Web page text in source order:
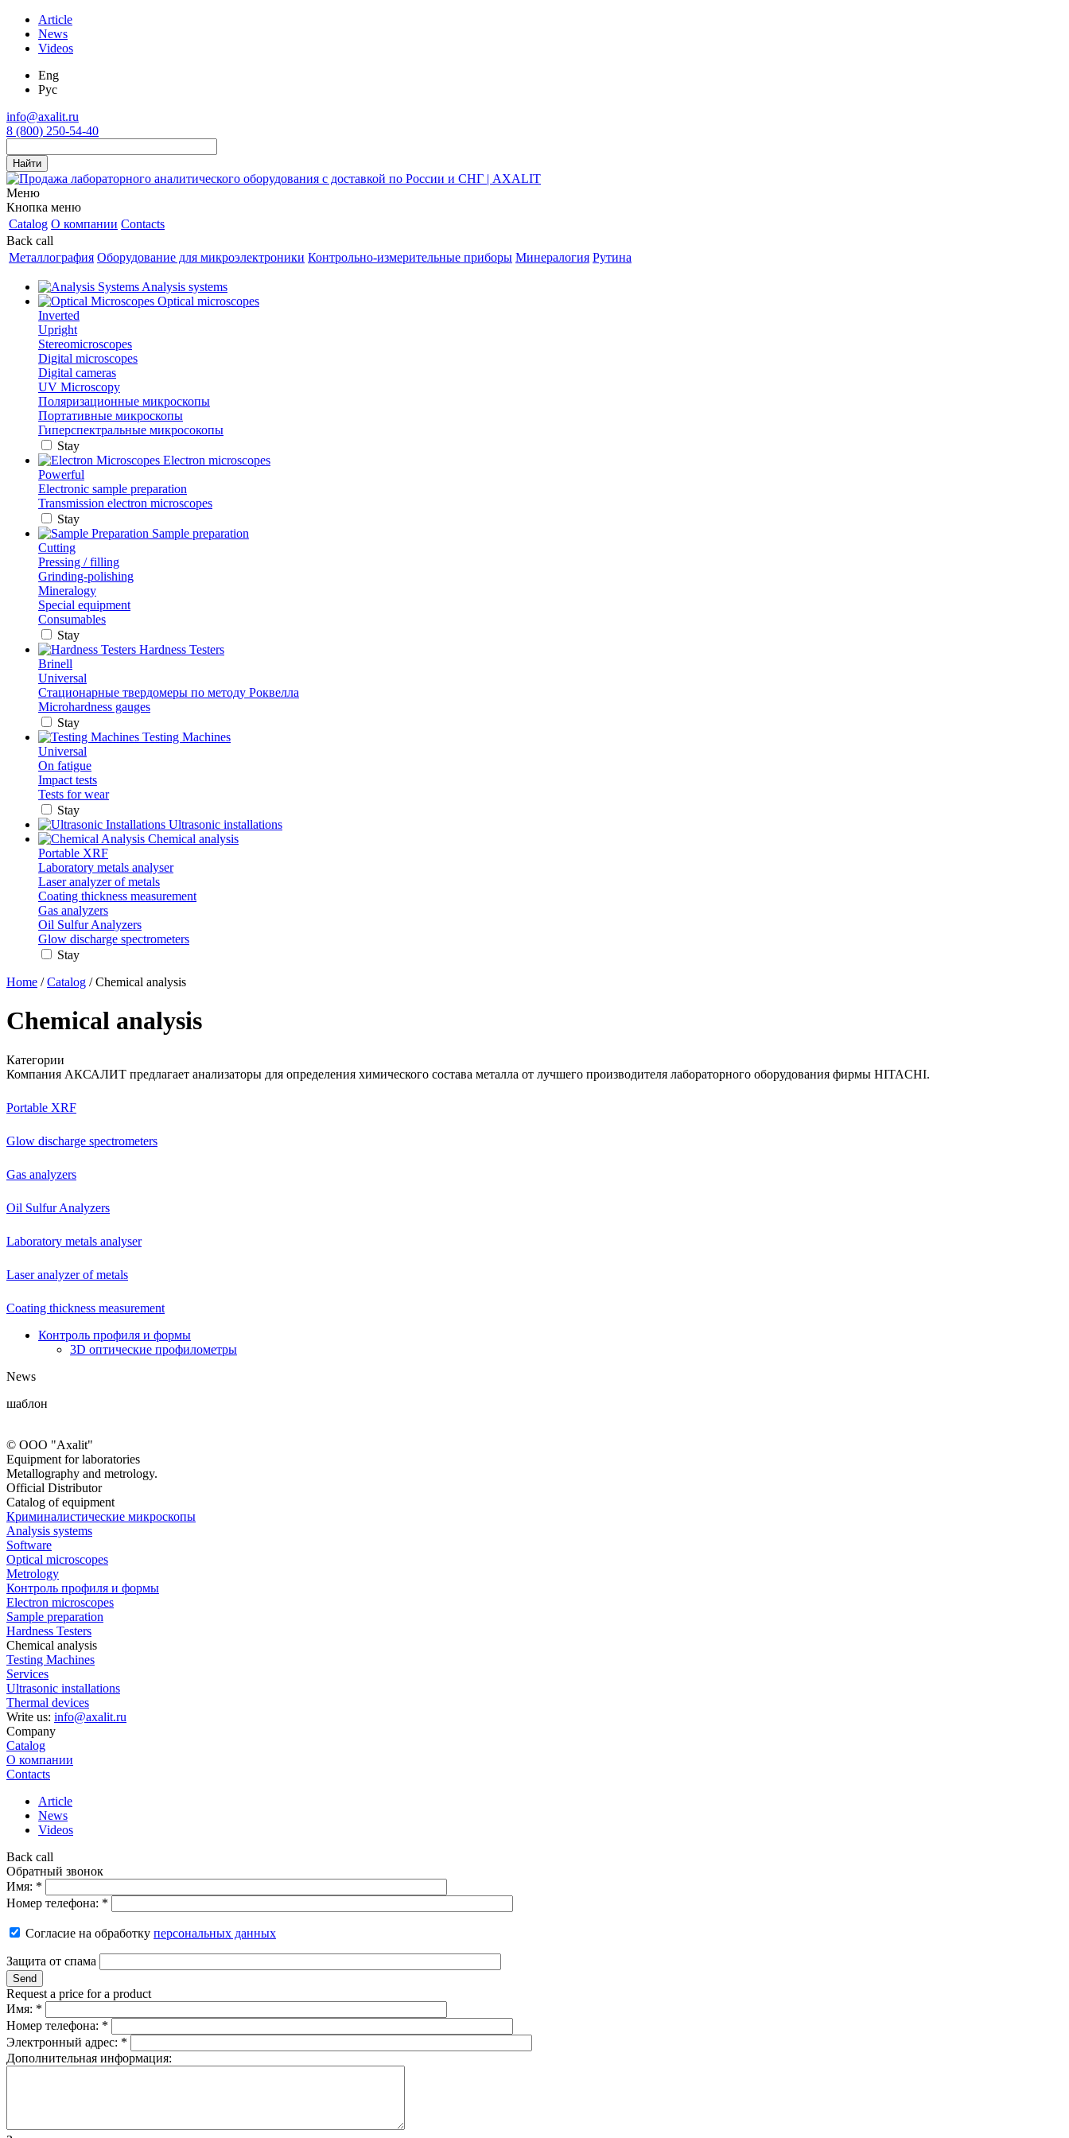
Article
News
Videos
Eng
Рус
info@axalit.ru
8 (800) 250-54-40
Меню
Кнопка меню
Catalog О компании Contacts
Back call
Металлография Оборудование для микроэлектроники Контрольно-измерительные приборы Минералогия Рутина
Analysis systems
Optical microscopes
Inverted
Upright
Stereomicroscopes
Digital microscopes
Digital cameras
UV Microscopy
Поляризационные микроскопы
Портативные микроскопы
Гиперспектральные микросокопы
Stay
Electron microscopes
Powerful
Electronic sample preparation
Transmission electron microscopes
Stay
Sample preparation
Cutting
Pressing / filling
Grinding-polishing
Mineralogy
Special equipment
Consumables
Stay
Hardness Testers
Brinell
Universal
Стационарные твердомеры по методу Роквелла
Microhardness gauges
Stay
Testing Machines
Universal
On fatigue
Impact tests
Tests for wear
Stay
Ultrasonic installations
Chemical analysis
Portable XRF
Laboratory metals analyser
Laser analyzer of metals
Coating thickness measurement
Gas analyzers
Oil Sulfur Analyzers
Glow discharge spectrometers
Stay
Home /Catalog / Chemical analysis
Chemical analysis
Категории
Компания АКСАЛИТ предлагает анализаторы для определения химического состава металла от лучшего производителя лабораторного оборудования фирмы HITACHI.
Portable XRF
Glow discharge spectrometers
Gas analyzers
Oil Sulfur Analyzers
Laboratory metals analyser
Laser analyzer of metals
Coating thickness measurement
Контроль профиля и формы
3D оптические профилометры
News
шаблон
© ООО "Axalit"
Equipment for laboratories
Metallography and metrology.
Official Distributor
Catalog of equipment
Криминалистические микроскопы
Analysis systems
Software
Optical microscopes
Metrology
Контроль профиля и формы
Electron microscopes
Sample preparation
Hardness Testers
Chemical analysis
Testing Machines
Services
Ultrasonic installations
Thermal devices
Write us: info@axalit.ru
Company
Catalog
О компании
Contacts
Article
News
Videos
Back call
Обратный звонок
Имя: *
Номер телефона: *
Согласие на обработку персональных данных
Защита от спама
Request a price for a product
Имя: *
Номер телефона: *
Электронный адрес: *
Дополнительная информация: